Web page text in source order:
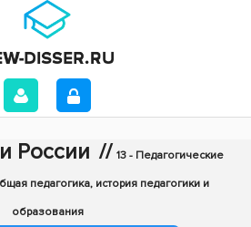
России // 13 - Педагогические
педагогика, история педагогики и
образования